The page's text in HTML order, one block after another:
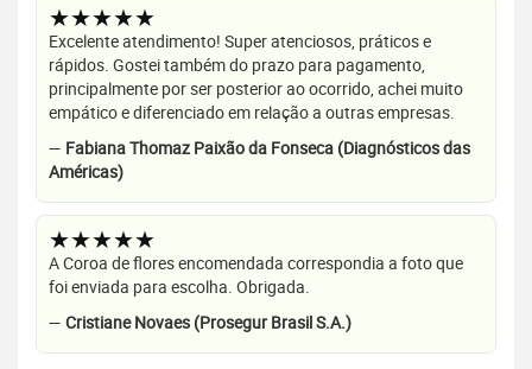
★★★★★
Excelente atendimento! Super atenciosos, práticos e
rápidos. Gostei também do prazo para pagamento,
principalmente por ser posterior ao ocorrido, achei muito
empático e diferenciado em relação a outras empresas.
— Fabiana Thomaz Paixão da Fonseca (Diagnósticos das
Américas)
★★★★★
A Coroa de flores encomendada correspondia a foto que
foi enviada para escolha. Obrigada.
— Cristiane Novaes (Prosegur Brasil S.A.)